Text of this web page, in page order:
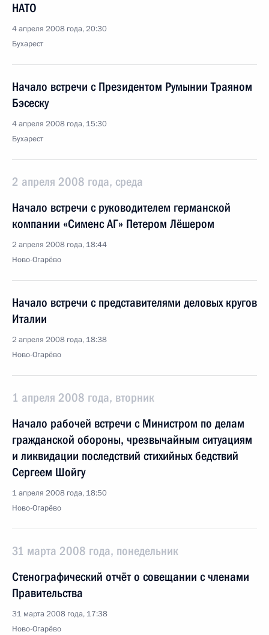
НАТО
4 апреля 2008 года, 20:30
Бухарест
Начало встречи с Президентом Румынии Траяном
Бэсеску
4 апреля 2008 года, 15:30
Бухарест
2 апреля 2008 года, среда
Начало встречи с руководителем германской
компании «Сименс АГ» Петером Лёшером
2 апреля 2008 года, 18:44
Ново-Огарёво
Начало встречи с представителями деловых кругов
Италии
2 апреля 2008 года, 18:38
Ново-Огарёво
1 апреля 2008 года, вторник
Начало рабочей встречи с Министром по делам
гражданской обороны, чрезвычайным ситуациям
и ликвидации последствий стихийных бедствий
Сергеем Шойгу
1 апреля 2008 года, 18:50
Ново-Огарёво
31 марта 2008 года, понедельник
Стенографический отчёт о совещании с членами
Правительства
31 марта 2008 года, 17:38
Ново-Огарёво